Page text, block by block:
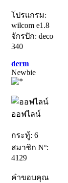
โปรแกรม:
wilcom e1.8
จักรปัก: deco
340
derm
Newbie
ออฟไลน์
กระทู้: 6
สมาชิก Nº:
4129
คำขอบคุณ